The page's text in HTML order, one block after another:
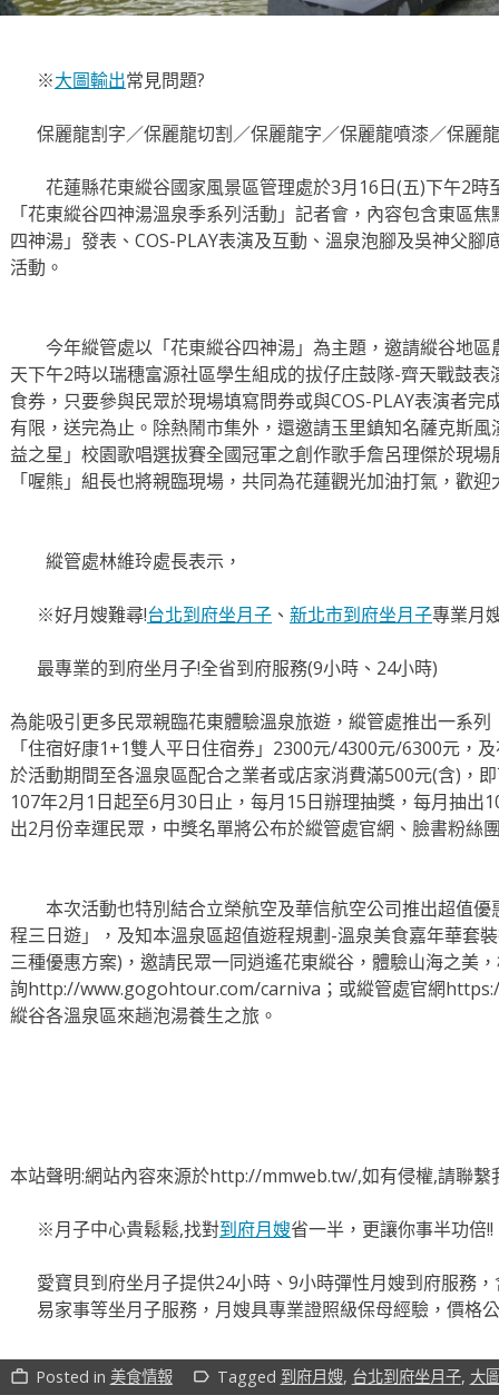
※大圖輸出常見問題?
保麗龍割字／保麗龍切割／保麗龍字／保麗龍噴漆／保麗
花蓮縣花東縱谷國家風景區管理處於3月16日(五)下午2時
「花東縱谷四神湯溫泉季系列活動」記者會，內容包含東區
四神湯」發表、COS-PLAY表演及互動、溫泉泡腳及吳神父
活動。
今年縱管處以「花東縱谷四神湯」為主題，邀請縱谷地區
天下午2時以瑞穗富源社區學生組成的拔仔庄鼓隊-齊天戰鼓
食券，只要參與民眾於現場填寫問券或與COS-PLAY表演者
有限，送完為止。除熱鬧市集外，還邀請玉里鎮知名薩克斯
益之星」校園歌唱選拔賽全國冠軍之創作歌手詹呂理傑於現
「喔熊」組長也將親臨現場，共同為花蓮觀光加油打氣，歡
縱管處林維玲處長表示，
※好月嫂難尋!台北到府坐月子、 新北市到府坐月子專業月
最專業的到府坐月子!全省到府服務(9小時、24小時)
為能吸引更多民眾親臨花東體驗溫泉旅遊，縱管處推出一系
「住宿好康1+1雙人平日住宿券」2300元/4300元/6300元，
於活動期間至各溫泉區配合之業者或店家消費滿500元(含)，
107年2月1日起至6月30日止，每月15日辦理抽獎，每月抽出
出2月份幸運民眾，中獎名單將公布於縱管處官網、臉書粉絲
本次活動也特別結合立榮航空及華信航空公司推出超值優
程三日遊」，及知本溫泉區超值遊程規劃-溫泉美食嘉年華套
三種優惠方案)，邀請民眾一同逍遙花東縱谷，體驗山海之美
詢http://www.gogohtour.com/carniva；或縱管處官網
縱谷各溫泉區來趟泡湯養生之旅。
本站聲明:網站內容來源於http://mmweb.tw/,如有侵權,請聯繫
※月子中心貴鬆鬆,找對到府月嫂省一半，更讓你事半功倍!!
愛寶貝到府坐月子提供24小時、9小時彈性月嫂到府服務
易家事等坐月子服務，月嫂具專業證照級保母經驗，價格
work_outline Posted in 美食情報 label_outline Tagged 到府月嫂, 台北到府坐月子, 大